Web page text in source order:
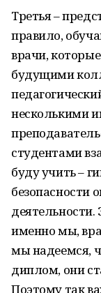
Третья –
правило,
врачи,
будущими
несколькими
студентами
буду учить –
безопасности
деятельности.
именно мы,
мы надеемся,
диплом, они
Поэтому так